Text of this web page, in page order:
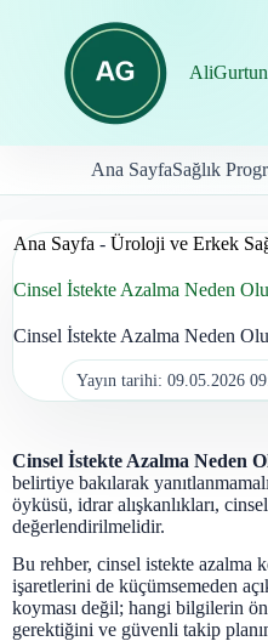
Ana SayfaSağlık
Ana Sayfa - Üroloji ve Erkek
Cinsel İstekte Azalma Neden
Cinsel İstekte Azalma Neden
Yayın tarihi: 09.05.2026
Cinsel İstekte Azalma Neden
belirtiye bakılarak
öyküsü, idrar alışkanlıkları,
değerlendirilmelidir.
Bu rehber, cinsel istekte azalma
işaretlerini de küçümsemeden
koyması değil; hangi bilgilerin
gerektiğini ve güvenli takip